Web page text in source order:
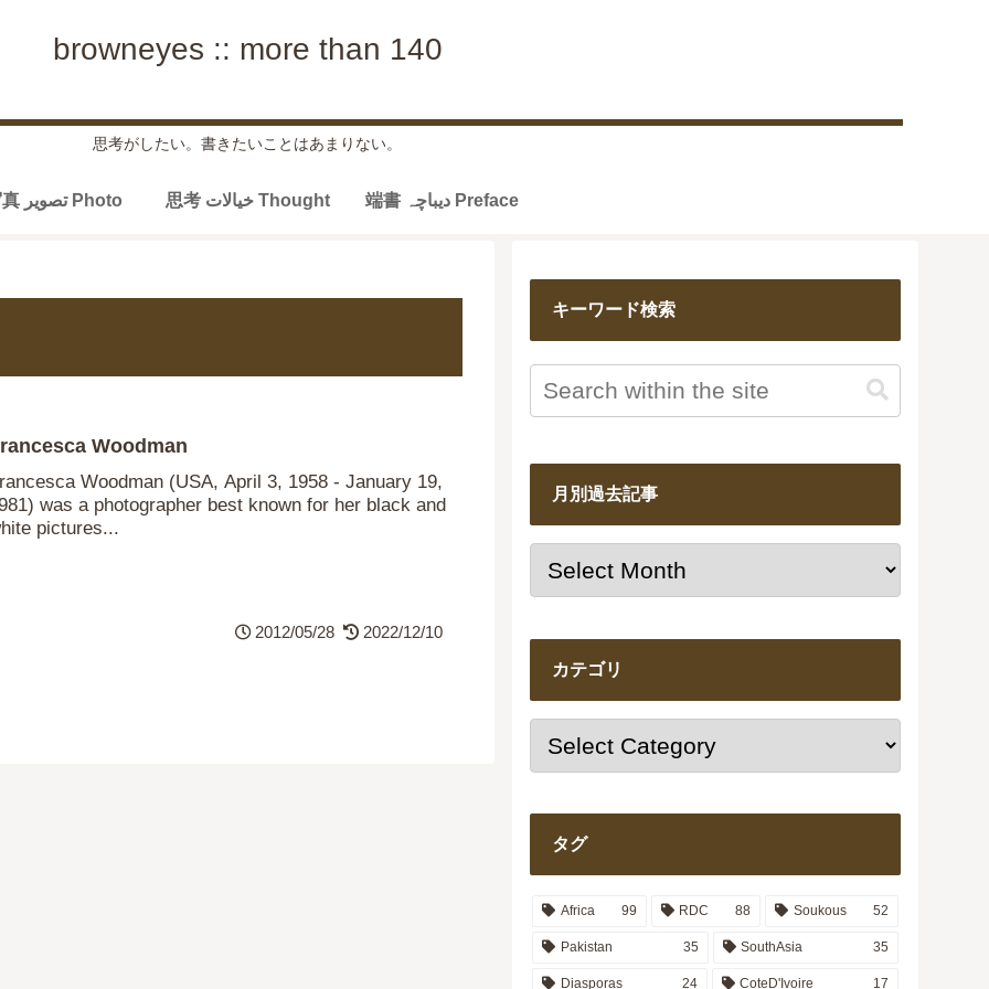
browneyes :: more than 140
思考がしたい。書きたいことはあまりない。
写真 تصویر Photo 思考 خیالات Thought 端書 دیباچہ Preface
Woodman
Woodman (USA, April 3, 1958 - January 19,
was a photographer best known for her black and
pictures...
2012/05/28 2022/12/10
キーワード検索
月別過去記事
カテゴリ
タグ
Africa 99 RDC 88 Soukous 52
Pakistan 35 SouthAsia 35
Diasporas 24 CoteD'Ivoire 17